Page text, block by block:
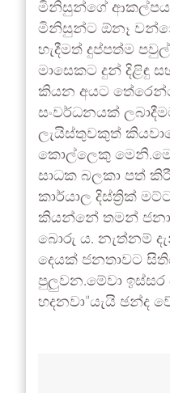
මිනිසුන්ගේ ආකල්පය
මිනිසුන්ට ඕනෑ
හැදීමත් දුප්පත්ම
මාසෙකට දුන් දිළිඳු
කියන අයට
සංවර්ධනයක්
ලැයිස්තුවකුත්
කොල්ලෙකු
සාධක බලකා පත්
කාර්යාල දිස්ත්‍රික්
කියන්නේ තමන්
බොරු ය. නැත්නම්
දෙයක් ජනතාවට
පුලුවන.මේවා ඉස්සර
හදනවා”යැයි ඡන්ද